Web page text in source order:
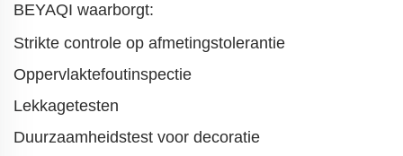
BEYAQI waarborgt:
Strikte controle op afmetingstolerantie
Oppervlaktefoutinspectie
Lekkagetesten
Duurzaamheidstest voor decoratie